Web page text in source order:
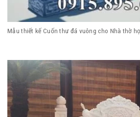
Mẫu thiết kế Cuốn thư đá vuông cho Nhà thờ họ